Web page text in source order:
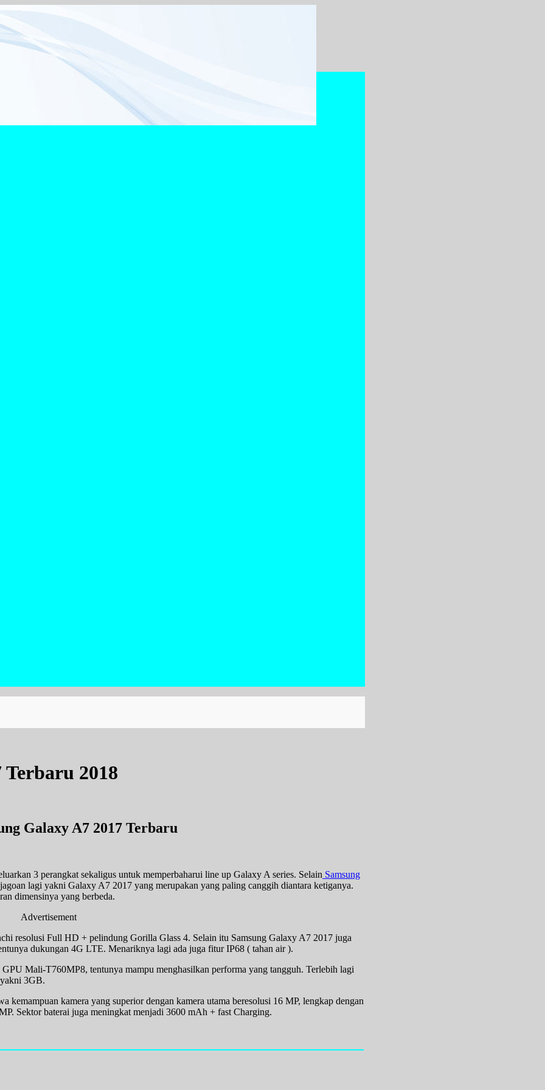
Terbaru 2018
Galaxy A7 2017 Terbaru
3 perangkat sekaligus untuk memperbaharui line up Galaxy A series. Selain Samsung
lagi yakni Galaxy A7 2017 yang merupakan yang paling canggih diantara ketiganya.
dimensinya yang berbeda.
Advertisement
resolusi Full HD + pelindung Gorilla Glass 4. Selain itu Samsung Galaxy A7 2017 juga
dukungan 4G LTE. Menariknya lagi ada juga fitur IP68 ( tahan air ).
Mali-T760MP8, tentunya mampu menghasilkan performa yang tangguh. Terlebih lagi
3GB.
kemampuan kamera yang superior dengan kamera utama beresolusi 16 MP, lengkap dengan
Sektor baterai juga meningkat menjadi 3600 mAh + fast Charging.